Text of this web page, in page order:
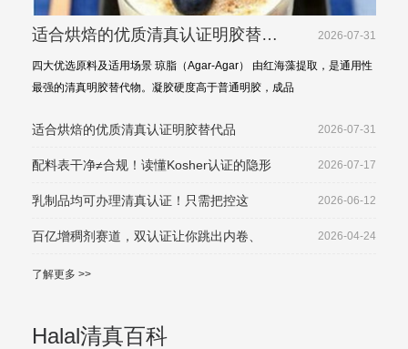
适合烘焙的优质清真认证明胶替代
2026-07-31
四大优选原料及适用场景 琼脂（Agar-Agar） 由红海藻提取，是通用性
最强的清真明胶替代物。凝胶硬度高于普通明胶，成品
适合烘焙的优质清真认证明胶替代品 2026-07-31
配料表干净≠合规！读懂Kosher认证的隐形 2026-07-17
乳制品均可办理清真认证！只需把控这 2026-06-12
百亿增稠剂赛道，双认证让你跳出内卷、 2026-04-24
了解更多 >>
Halal清真百科